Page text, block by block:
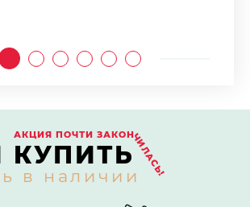
АКЦИЯ ПОЧТИ ЗАКОНЧИЛАСЬ!
КУПИТЬ
в наличии